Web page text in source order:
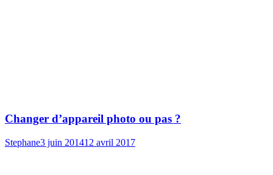
Changer d’appareil photo ou pas ?
Stephane3 juin 201412 avril 2017